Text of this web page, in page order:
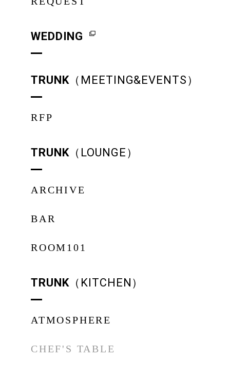
WEDDING
TRUNK（MEETING&EVENTS）
RFP
TRUNK（LOUNGE）
ARCHIVE
BAR
ROOM101
TRUNK（KITCHEN）
ATMOSPHERE
CHEF'S TABLE